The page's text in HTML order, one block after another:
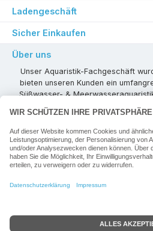
Ladengeschäft
Sicher Einkaufen
Über uns
Unser Aquaristik-Fachgeschäft
bieten unseren Kunden ein
Süßwasser- &
Pflanzen, Aquarienkombinationen,
kompetenter Aquaristik-
alle Ihre Projekte und
Besuchen Sie uns in unseren
Vertrag